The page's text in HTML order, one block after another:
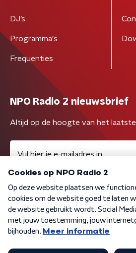
DJ’s
Programma's
Frequenties
NPO Radio 2 nieuwsbrief
Altijd op de hoogte van het laatste
Algemene voorwaarden